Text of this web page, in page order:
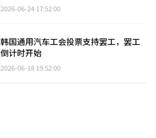
2026-06-24 17:52:00
韩国通用汽车工会投票支持罢工，罢工
倒计时开始
2026-06-18 19:52:00